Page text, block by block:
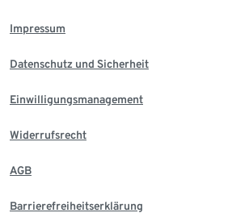
Impressum
Datenschutz und Sicherheit
Einwilligungsmanagement
Widerrufsrecht
AGB
Barrierefreiheitserklärung